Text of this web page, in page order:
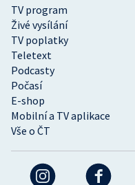
TV program
Živé vysílání
TV poplatky
Teletext
Podcasty
Počasí
E-shop
Mobilní a TV aplikace
Vše o ČT